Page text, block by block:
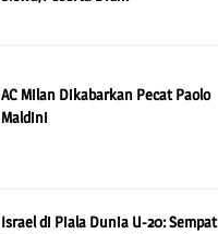
AC Milan Dikabarkan Pecat Paolo
Maldini
Israel di Piala Dunia U-20: Sempat